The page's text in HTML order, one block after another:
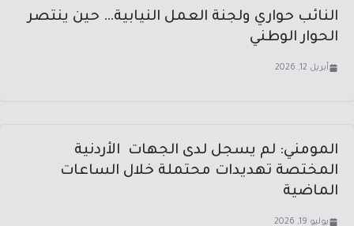
النائب حواري ولجنة العمل النيابية… حين ينتصر
الحوار الوطني
أبريل 12, 2026
المومني: لم يسجل لدى الجهات الأردنية
المختصة تهديدات محتملة خلال الساعات
الماضية
يوليو 19, 2026